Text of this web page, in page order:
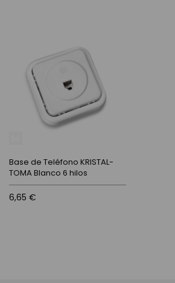
Base de Teléfono KRISTAL-
TOMA Blanco 6 hilos
6,65 €